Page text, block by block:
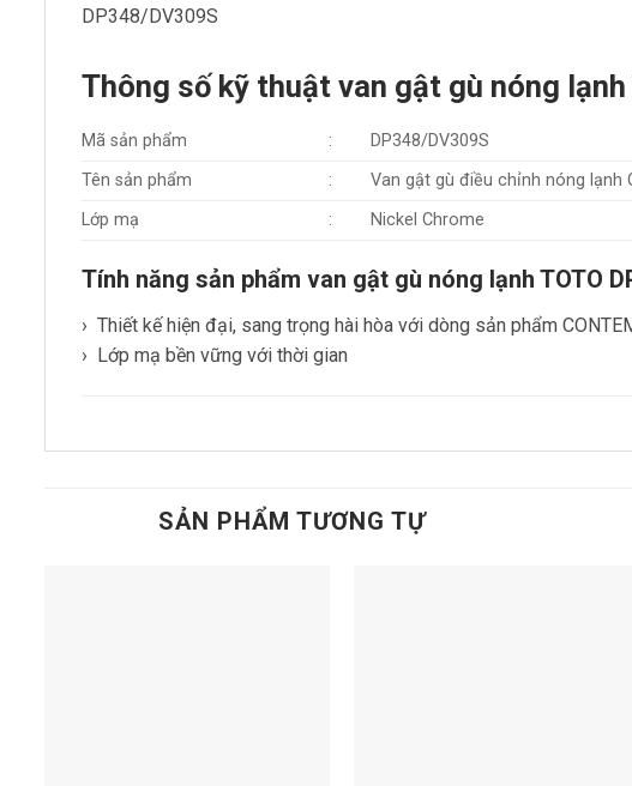
DP348/DV309S
Thông số kỹ thuật van gật gù nóng
Mã sản phẩm :
DP348/DV309S
Tên sản phẩm
:
Van gật gù điều chỉnh nóng lạnh
Lớp mạ
: Nickel Chrome
Tính năng sản phẩm van gật gù nóng lạnh TOTO
› Thiết kế hiện đại, sang trọng hài hòa với dòng sản phẩm
› Lớp mạ bền vững với thời gian
SẢN PHẨM TƯƠNG TỰ